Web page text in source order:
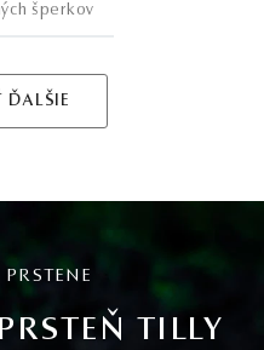
šperkov
ĎALŠIE
TILLY